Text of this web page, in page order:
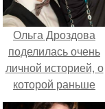
Ольга Дроздова
поделилась очень
личной историей, о
которой раньше
почти не говорила.